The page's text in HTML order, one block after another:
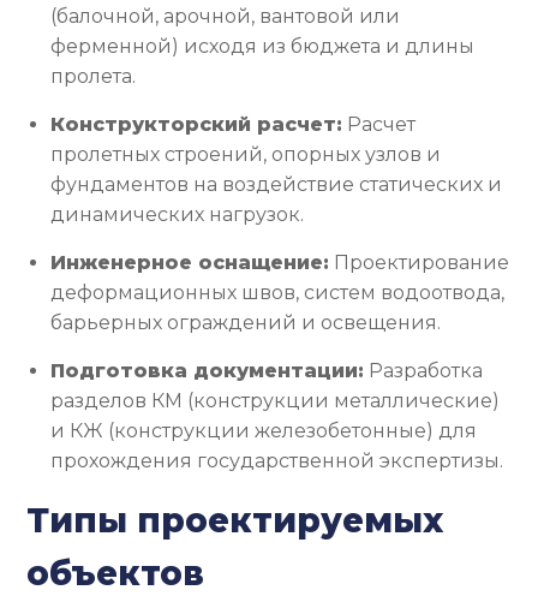
(балочной, арочной, вантовой или
ферменной) исходя из бюджета и длины
пролета.
Конструкторский расчет: Расчет
пролетных строений, опорных узлов и
фундаментов на воздействие статических и
динамических нагрузок.
Инженерное оснащение: Проектирование
деформационных швов, систем водоотвода,
барьерных ограждений и освещения.
Подготовка документации: Разработка
разделов КМ (конструкции металлические)
и КЖ (конструкции железобетонные) для
прохождения государственной экспертизы.
Типы проектируемых
объектов